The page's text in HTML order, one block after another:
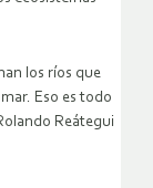
los ríos que
Eso es todo
Reátegui